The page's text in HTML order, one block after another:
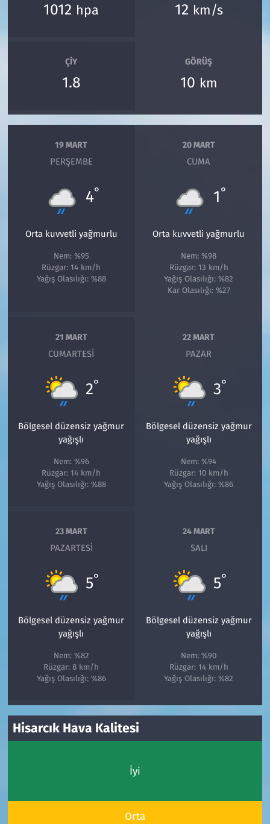
1012 hpa 12 km/s
ÇIY
1.8
GÖRÜŞ
10 km
19 MART
PERŞEMBE
4°
Orta kuvvetli yağmurlu
Nem: %95
Rüzgar: 14 km/h
Yağış Olasılığı: %88
20 MART
CUMA
1°
Orta kuvvetli yağmurlu
Nem: %98
Rüzgar: 13 km/h
Yağış Olasılığı: %82
Kar Olasılığı: %27
21 MART
CUMARTESI
2°
Bölgesel düzensiz yağmur
yağışlı
Nem: %96
Rüzgar: 14 km/h
Yağış Olasılığı: %88
22 MART
PAZAR
3°
Bölgesel düzensiz yağmur
yağışlı
Nem: %94
Rüzgar: 10 km/h
Yağış Olasılığı: %86
23 MART
PAZARTESI
5°
Bölgesel düzensiz yağmur
yağışlı
Nem: %82
Rüzgar: 8 km/h
Yağış Olasılığı: %86
24 MART
SALI
5°
Bölgesel düzensiz yağmur
yağışlı
Nem: %90
Rüzgar: 14 km/h
Yağış Olasılığı: %82
Hisarcık Hava Kalitesi
İyi
Orta